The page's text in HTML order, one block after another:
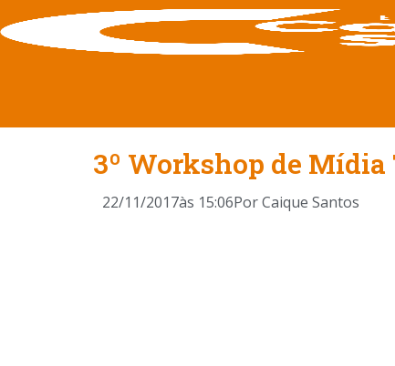
3º Workshop de
22/11/2017às 15:06PorCaique Santos